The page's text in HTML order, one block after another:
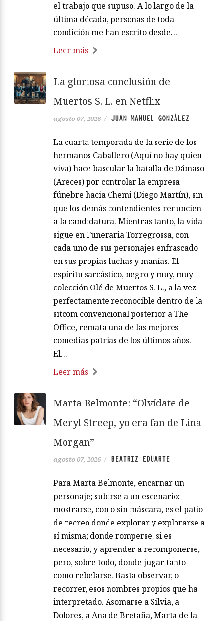
el trabajo que supuso. A lo largo de la
última década, personas de toda
condición me han escrito desde…
Leer más
La gloriosa conclusión de
Muertos S. L. en Netflix
agosto 07, 2026 / JUAN MANUEL GONZÁLEZ
La cuarta temporada de la serie de los
hermanos Caballero (Aquí no hay quien
viva) hace bascular la batalla de Dámaso
(Areces) por controlar la empresa
fúnebre hacia Chemi (Diego Martín), sin
que los demás contendientes renuncien
a la candidatura. Mientras tanto, la vida
sigue en Funeraria Torregrossa, con
cada uno de sus personajes enfrascado
en sus propias luchas y manías. El
espíritu sarcástico, negro y muy, muy
colección Olé de Muertos S. L., a la vez
perfectamente reconocible dentro de la
sitcom convencional posterior a The
Office, remata una de las mejores
comedias patrias de los últimos años.
El…
Leer más
Marta Belmonte: “Olvídate de
Meryl Streep, yo era fan de Lina
Morgan”
agosto 07, 2026 / BEATRIZ EDUARTE
Para Marta Belmonte, encarnar un
personaje; subirse a un escenario;
mostrarse, con o sin máscara, es el patio
de recreo donde explorar y explorarse a
sí misma; donde romperse, si es
necesario, y aprender a recomponerse,
pero, sobre todo, donde jugar tanto
como rebelarse. Basta observar, o
recorrer, esos nombres propios que ha
interpretado. Asomarse a Silvia, a
Dolores, a Ana de Bretaña, Marta de la